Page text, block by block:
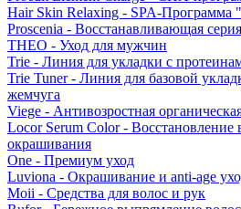
Hair Skin Relaxing - SPA-Программа
Proscenia - Восстанавливающая
THEO - Уход для мужчин
Trie - Линия для укладки с
Trie Tuner - Линия для базовой
жемчуга
Viege - Антивозростная
Locor Serum Color - Восстановление
окрашивания
One - Премиум уход
Luviona - Окрашивание и anti-age
Moii - Средства для волос и рук